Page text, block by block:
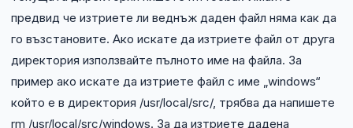
предвид че изтриете ли веднъж даден файл няма как да
го възстановите. Ако искате да изтриете файл от друга
директория използвайте пълното име на файла. За
пример ако искате да изтриете файл с име „windows“
който е в директория /usr/local/src/, трябва да напишете
rm /usr/local/src/windows. За да изтриете дадена